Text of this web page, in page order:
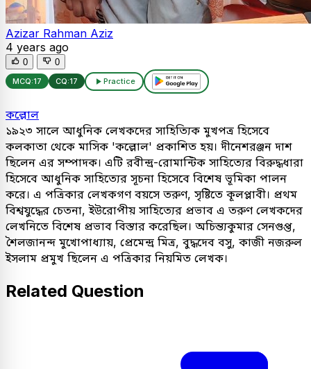
Azizar Rahman Aziz
4 years ago
0 0
MCQ:17 CQ:17 Practice
কল্লোল
১৯২৩ সালে আধুনিক লেখকদের সাহিত্যিক মুখপত্র হিসেবে
কলকাতা থেকে মাসিক 'কল্লোল' প্রকাশিত হয়। দীনেশরঞ্জন দাশ
ছিলেন এর সম্পাদক। এটি রবীন্দ্র-রোমান্টিক সাহিত্যের বিরুদ্ধধারা
হিসেবে আধুনিক সাহিত্যের সূচনা হিসেবে বিশেষ ভূমিকা পালন
করে। এ পত্রিকার লেখকগণ বয়সে তরুণ, সৃষ্টিতে কূলপ্লাবী। প্রথম
বিশ্বযুদ্ধের চেতনা, ইউরোপীয় সাহিত্যের প্রভাব এ তরুণ লেখকদের
লেখনিতে বিশেষ প্রভাব বিস্তার করেছিল। অচিন্ত্যকুমার সেনগুপ্ত,
শৈলজানন্দ মুখোপাধ্যায়, প্রেমেন্দ্র মিত্র, বুদ্ধদেব বসু, কাজী নজরুল
ইসলাম প্রমুখ ছিলেন এ পত্রিকার নিয়মিত লেখক।
Related Question